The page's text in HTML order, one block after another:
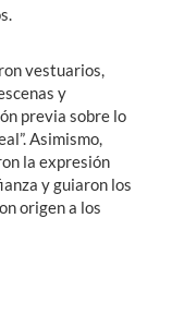
vestuarios,
y
previa sobre lo
Asimismo,
la expresión
y guiaron los
origen a los